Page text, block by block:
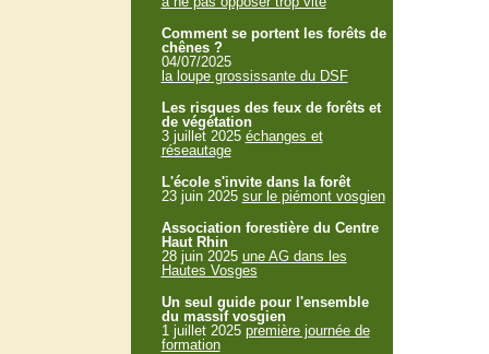
Comment se portent les forêts de
chênes ?
04/07/2025
la loupe grossissante du DSF
Les risques des feux de forêts et
de végétation
3 juillet 2025 échanges et
réseautage
L'école s'invite dans la forêt
23 juin 2025 sur le piémont vosgien
Association forestière du Centre
Haut Rhin
28 juin 2025 une AG dans les
Hautes Vosges
Un seul guide pour l'ensemble
du massif vosgien
1 juillet 2025 première journée de
formation